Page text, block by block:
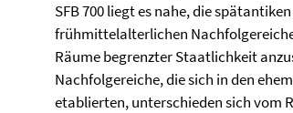
SFB 700 liegt es nahe, die
frühmittelalterlichen
Räume begrenzter Staatlichkeit
Nachfolgereiche, die sich in den
etablierten, unterschieden sich vom